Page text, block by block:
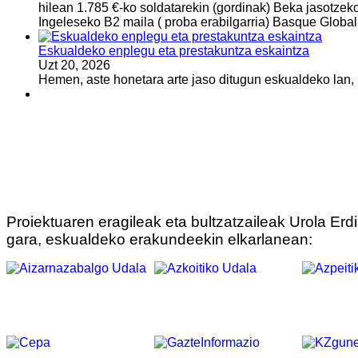
hilean 1.785 €-ko soldatarekin (gordinak) Beka
Ingeleseko B2 maila ( proba erabilgarria) Basque
Eskualdeko enplegu eta prestakuntza eskaintza
Uzt 20, 2026
Hemen, aste honetara arte jaso ditugun eskualdeko
Proiektuaren eragileak eta bultzatzaileak Urola
gara, eskualdeko erakundeekin elkarlanean: